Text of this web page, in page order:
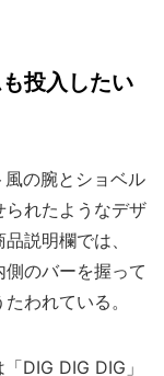
投入したい
の腕とショベル
られたようなデザ
説明欄では、
側のバーを握って
われている。
DIG DIG DIG」